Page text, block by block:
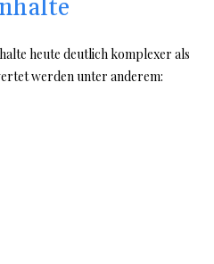
heute deutlich komplexer als
werden unter anderem: